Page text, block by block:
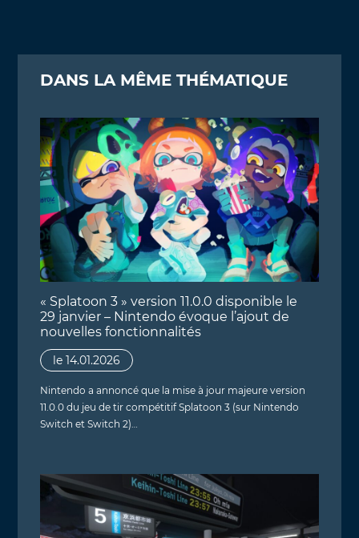
DANS LA MÊME THÉMATIQUE
« Splatoon 3 » version 11.0.0 disponible le
29 janvier – Nintendo évoque l’ajout de
nouvelles fonctionnalités
le 14.01.2026
Nintendo a annoncé que la mise à jour majeure version
11.0.0 du jeu de tir compétitif Splatoon 3 (sur Nintendo
Switch et Switch 2)…